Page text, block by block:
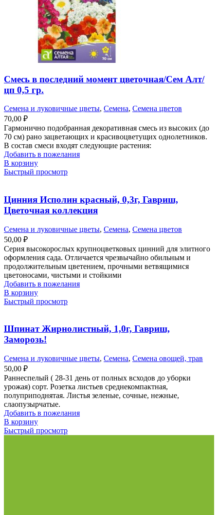
Смесь в последний момент цветочная/Сем Алт/
цп 0,5 гр.
Семена и луковичные цветы, Семена, Семена цветов
70,00 ₽
Гармонично подобранная декоративная смесь из высоких (до
70 см) рано зацветающих и красивоцветущих однолетников.
В состав смеси входят следующие растения:
Добавить в пожелания
В корзину
Быстрый просмотр
Цинния Исполин красный, 0,3г, Гавриш,
Цветочная коллекция
Семена и луковичные цветы, Семена, Семена цветов
50,00 ₽
Серия высокорослых крупноцветковых цинний для элитного
оформления сада. Отличается чрезвычайно обильным и
продолжительным цветением, прочными ветвящимися
цветоносами, чистыми и стойкими
Добавить в пожелания
В корзину
Быстрый просмотр
Шпинат Жирнолистный, 1,0г, Гавриш,
Заморозь!
Семена и луковичные цветы, Семена, Семена овощей, трав
50,00 ₽
Раннеспелый ( 28-31 день от полных всходов до уборки
урожая) сорт. Розетка листьев среднекомпактная,
полуприподнятая. Листья зеленые, сочные, нежные,
слаопузырчатые.
Добавить в пожелания
В корзину
Быстрый просмотр